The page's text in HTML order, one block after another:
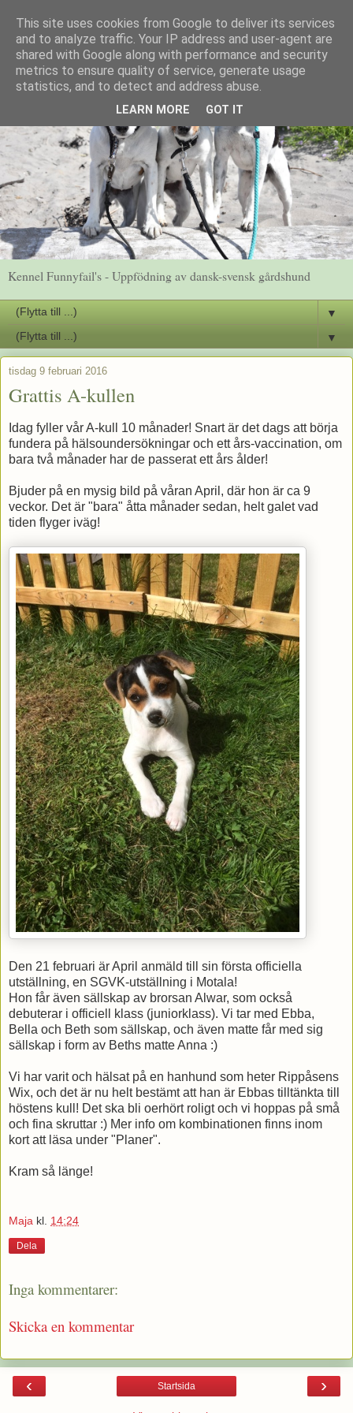
Kennel Funnyfail's - Uppfödning av dansk-svensk gårdshund
▼
▼
tisdag 9 februari 2016
Grattis A-kullen
Idag fyller vår A-kull 10 månader! Snart är det dags att börja
fundera på hälsoundersökningar och ett års-vaccination, om
bara två månader har de passerat ett års ålder!
Bjuder på en mysig bild på våran April, där hon är ca 9
veckor. Det är "bara" åtta månader sedan, helt galet vad
tiden flyger iväg!
Den 21 februari är April anmäld till sin första officiella
utställning, en SGVK-utställning i Motala!
Hon får även sällskap av brorsan Alwar, som också
debuterar i officiell klass (juniorklass). Vi tar med Ebba,
Bella och Beth som sällskap, och även matte får med sig
sällskap i form av Beths matte Anna :)
Vi har varit och hälsat på en hanhund som heter Rippåsens
Wix, och det är nu helt bestämt att han är Ebbas tilltänkta till
höstens kull! Det ska bli oerhört roligt och vi hoppas på små
och fina skruttar :) Mer info om kombinationen finns inom
kort att läsa under "Planer".
Kram så länge!
Maja kl. 14:24
Dela
Inga kommentarer:
Skicka en kommentar
‹ ›
Startsida
This site uses cookies from Google to deliver its services
and to analyze traffic. Your IP address and user-agent are
shared with Google along with performance and security
metrics to ensure quality of service, generate usage
statistics, and to detect and address abuse.
LEARN MORE GOT IT